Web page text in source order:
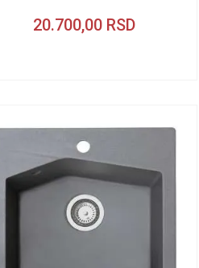
20.700,00 RSD